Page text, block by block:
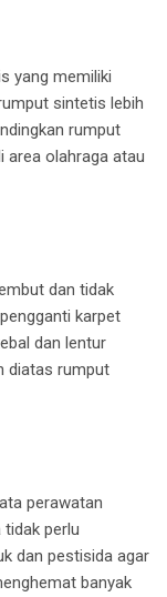
yang memiliki
sintetis lebih
rumput
area olahraga atau
dan tidak
karpet
dan lentur
diatas rumput
perawatan
perlu
dan pestisida agar
banyak